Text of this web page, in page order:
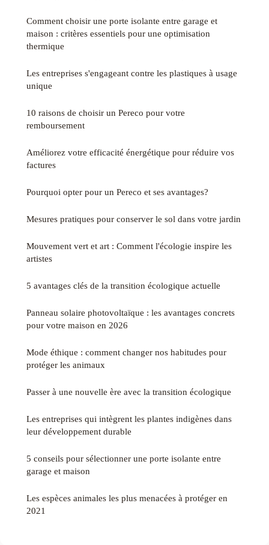
Comment choisir une porte isolante entre garage et
maison : critères essentiels pour une optimisation
thermique
Les entreprises s'engageant contre les plastiques à usage
unique
10 raisons de choisir un Pereco pour votre
remboursement
Améliorez votre efficacité énergétique pour réduire vos
factures
Pourquoi opter pour un Pereco et ses avantages?
Mesures pratiques pour conserver le sol dans votre jardin
Mouvement vert et art : Comment l'écologie inspire les
artistes
5 avantages clés de la transition écologique actuelle
Panneau solaire photovoltaïque : les avantages concrets
pour votre maison en 2026
Mode éthique : comment changer nos habitudes pour
protéger les animaux
Passer à une nouvelle ère avec la transition écologique
Les entreprises qui intègrent les plantes indigènes dans
leur développement durable
5 conseils pour sélectionner une porte isolante entre
garage et maison
Les espèces animales les plus menacées à protéger en
2021